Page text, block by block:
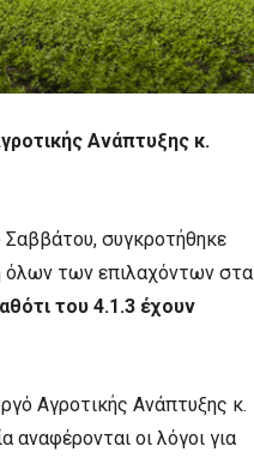
Ανάπτυξης κ.
συγκροτήθηκε
όλων των επιλαχόντων στα
του 4.1.3 έχουν
Αγροτικής Ανάπτυξης κ.
οι λόγοι για